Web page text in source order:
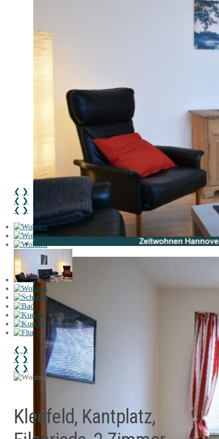
❮ ❯
❮ ❯
❮ ❯
❮ ❯
❮ ❯
❮ ❯
Kleefeld, Kantplatz,